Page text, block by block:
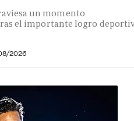
un momento
el importante logro
2026